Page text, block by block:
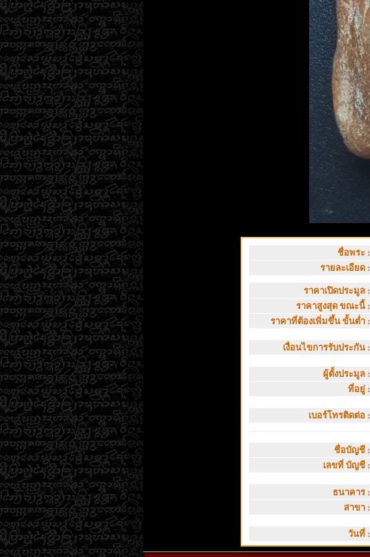
ชื่อพระ :
รายละเอียด :
ราคาเปิดประมูล :
ราคาสูงสุด ขณะนี้ :
ราคาที่ต้องเพิ่มขึ้น ขั้นต่ำ :
เงื่อนไขการรับประกัน :
ผู้ตั้งประมูล :
ที่อยู่ :
เบอร์โทรติดต่อ :
ชื่อบัญชี :
เลขที่ บัญชี :
ธนาคาร :
สาขา :
วันที่ :